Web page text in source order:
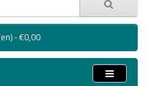
- €0,00